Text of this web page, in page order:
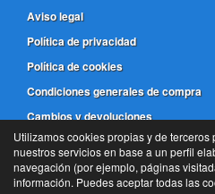
Aviso legal
Política de privacidad
Política de cookies
Condiciones generales de compra
Cambios y devoluciones
981
© Frenos Coruña- 2026 -Tienda
Utilizamos cookies propias y de
nuestros servicios en base a un perfil
navegación (por ejemplo, páginas
información. Puedes aceptar todas las